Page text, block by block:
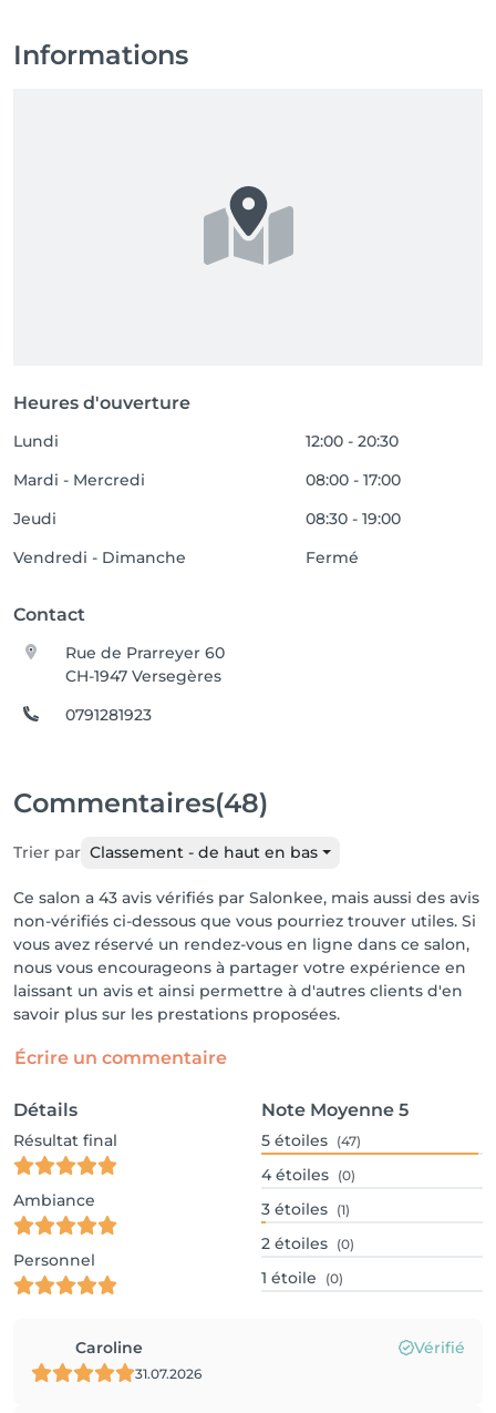
Informations
Heures d'ouverture
Lundi
12:00 - 20:30
Mardi - Mercredi
08:00 - 17:00
Jeudi
08:30 - 19:00
Vendredi - Dimanche
Fermé
Contact
Rue de Prarreyer 60
CH-1947 Versegères
0791281923
Commentaires(48)
Trier par Classement - de haut en bas
Ce salon a 43 avis vérifiés par Salonkee, mais aussi des avis
non-vérifiés ci-dessous que vous pourriez trouver utiles. Si
vous avez réservé un rendez-vous en ligne dans ce salon,
nous vous encourageons à partager votre expérience en
laissant un avis et ainsi permettre à d'autres clients d'en
savoir plus sur les prestations proposées.
Écrire un commentaire
Détails
Résultat final
Ambiance
Personnel
Note Moyenne 5
5 étoiles (47)
4 étoiles (0)
3 étoiles (1)
2 étoiles (0)
1 étoile (0)
Caroline Vérifié
31.07.2026